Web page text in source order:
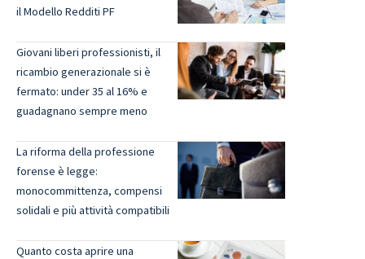
il Modello Redditi PF
Giovani liberi professionisti, il
ricambio generazionale si è
fermato: under 35 al 16% e
guadagnano sempre meno
La riforma della professione
forense è legge:
monocommittenza, compensi
solidali e più attività compatibili
Quanto costa aprire una